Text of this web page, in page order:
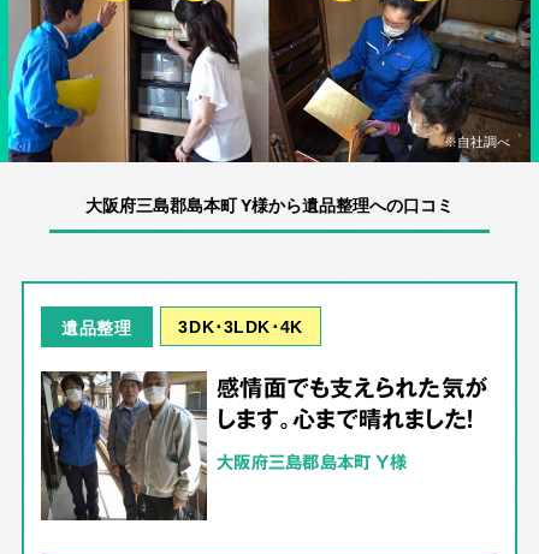
※自社調べ
大阪府三島郡島本町 Y様から遺品整理への口コミ
遺品整理 3DK･3LDK･4K
感情面でも支えられた気が
します。心まで晴れました！
大阪府三島郡島本町 Y様